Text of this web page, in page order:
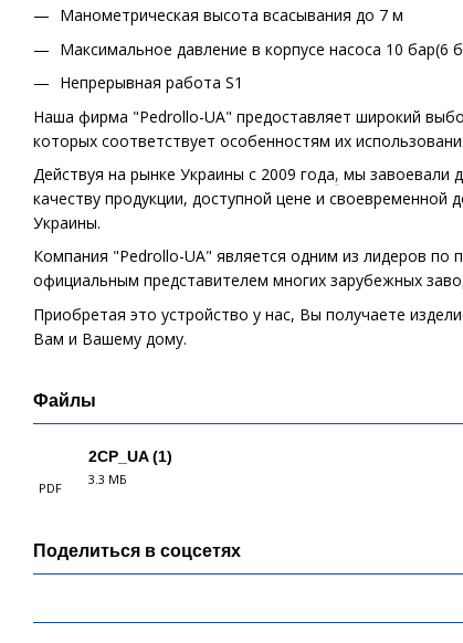
Манометрическая высота всасывания до 7 м
Максимальное давление в корпусе насоса 10 бар(6
Непрерывная работа S1
Наша фирма "Pedrollo-UA" предоставляет широкий
которых соответствует особенностям их
Действуя на рынке Украины с 2009 года, мы завоевали
качеству продукции, доступной цене и своевременной
Украины.
Компания "Pedrollo-UA" является одним из лидеров по
официальным представителем многих зарубежных
Приобретая это устройство у нас, Вы получаете
Вам и Вашему дому.
Файлы
PDF
2CP_UA (1)
3.3 МБ
Поделиться в соцсетях